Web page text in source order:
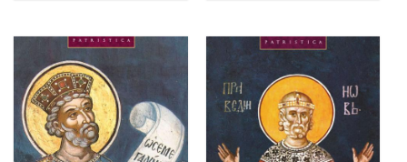
Adaugă în coș Adaugă în coș